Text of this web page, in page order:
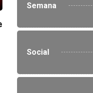
Semana
Social